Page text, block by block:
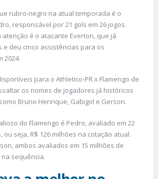
rubro-negro na atual temporada é o
responsável por 21 gols em 26 jogos.
atenção é o atacante Everton, que já
e deu cinco assistências para os
2024.
para o Athletico-PR x Flamengo de
os nomes de jogadores já históricos
Bruno Henrique, Gabigol e Gerson.
do Flamengo é Pedro, avaliado em 22
ou seja, R$ 126 milhões na cotação atual.
ambos avaliados em 15 milhões de
sequência.